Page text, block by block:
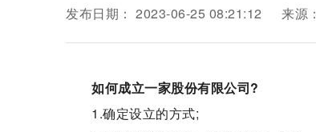
发布日期： 2023-06-25 08:21:12 来源：
如何成立一家股份有限公司?
1.确定设立的方式;